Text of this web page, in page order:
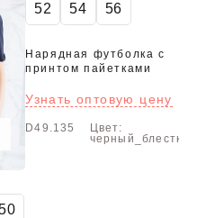
52 54 56
Нарядная футболка с
принтом пайетками
Узнать оптовую цену
D49.135
Цвет:
черный_блестки